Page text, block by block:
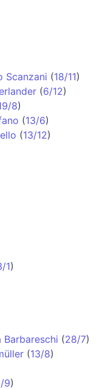
Scanzani (18/11)
(6/12)
8)
(13/6)
(13/12)
1)
Barbareschi (28/7)
(13/8)
9)